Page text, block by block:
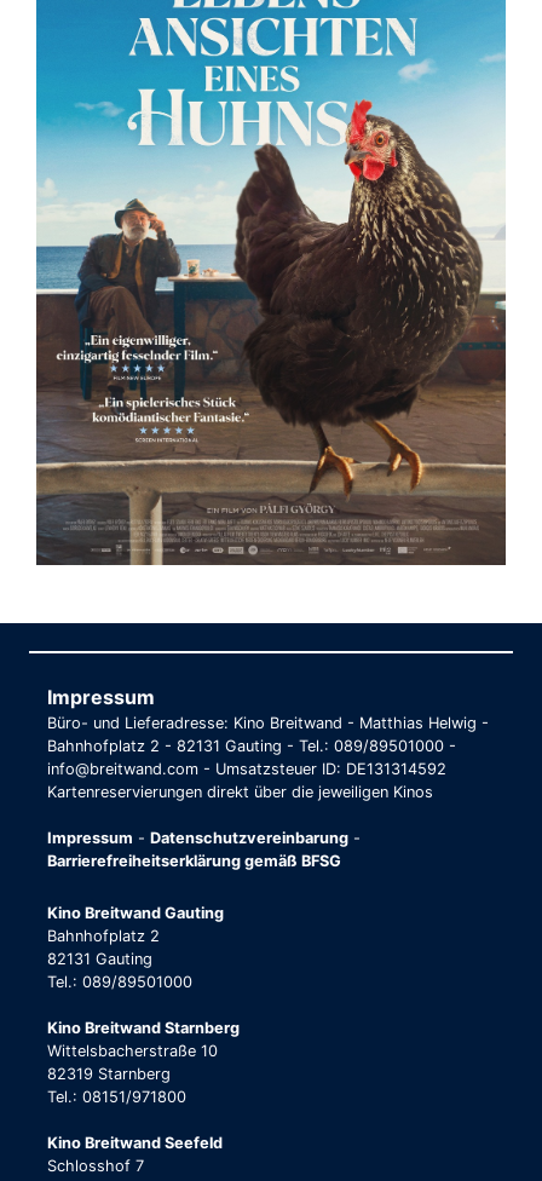
Impressum
Büro- und Lieferadresse: Kino Breitwand - Matthias Helwig -
Bahnhofplatz 2 - 82131 Gauting - Tel.: 089/89501000 -
info@breitwand.com - Umsatzsteuer ID: DE131314592
Kartenreservierungen direkt über die jeweiligen Kinos
Impressum - Datenschutzvereinbarung -
Barrierefreiheitserklärung gemäß BFSG
Kino Breitwand Gauting
Bahnhofplatz 2
82131 Gauting
Tel.: 089/89501000
Kino Breitwand Starnberg
Wittelsbacherstraße 10
82319 Starnberg
Tel.: 08151/971800
Kino Breitwand Seefeld
Schlosshof 7